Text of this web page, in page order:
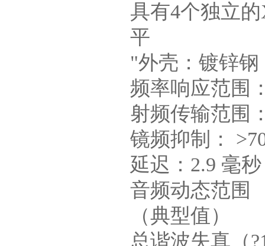
具有4个独立
平
"外壳：镀锌钢
频率响应范围
射频传输范围
镜频抑制：
延迟：2.9 毫
音频动态范围
（典型值）
总谐波失真（